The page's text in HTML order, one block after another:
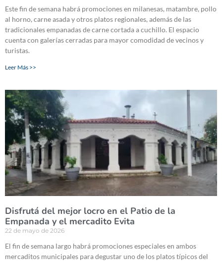
Este fin de semana habrá promociones en milanesas, matambre, pollo
al horno, carne asada y otros platos regionales, además de las
tradicionales empanadas de carne cortada a cuchillo. El espacio
cuenta con galerías cerradas para mayor comodidad de vecinos y
turistas.
Leer Más >>
Disfrutá del mejor locro en el Patio de la
Empanada y el mercadito Evita
22 de mayo de 2026
El fin de semana largo habrá promociones especiales en ambos
mercaditos municipales para degustar uno de los platos típicos del